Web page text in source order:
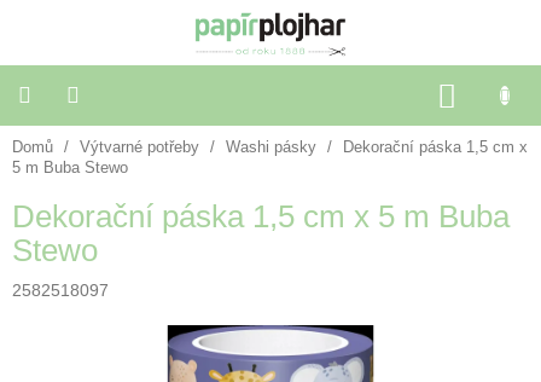
KOŠÍK
Balení
dárků
Dekorace
a
doplňky
Domů / Výtvarné potřeby / Washi pásky /
Dekorační páska 1,5 cm x
5 m Buba Stewo
Dekorační páska 1,5 cm x 5 m Buba
Stewo
2582518097